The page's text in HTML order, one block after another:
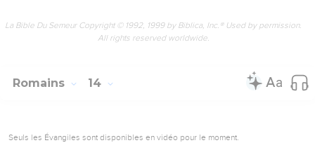
La Bible Du Semeur Copyright © 1992, 1999 by Biblica, Inc.® Used by permission.
All rights reserved worldwide.
Romains 14
Seuls les Évangiles sont disponibles en vidéo pour le moment.